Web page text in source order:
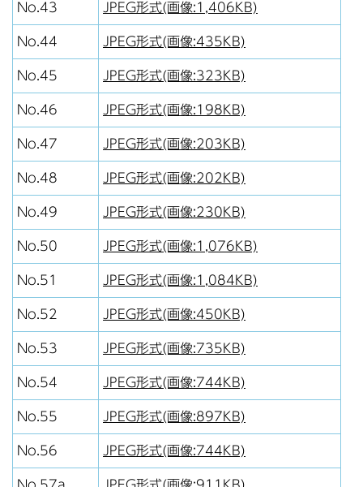
No.43 JPEG形式(画像:1,406KB)
No.44 JPEG形式(画像:435KB)
No.45 JPEG形式(画像:323KB)
No.46 JPEG形式(画像:198KB)
No.47 JPEG形式(画像:203KB)
No.48 JPEG形式(画像:202KB)
No.49 JPEG形式(画像:230KB)
No.50 JPEG形式(画像:1,076KB)
No.51 JPEG形式(画像:1,084KB)
No.52 JPEG形式(画像:450KB)
No.53 JPEG形式(画像:735KB)
No.54 JPEG形式(画像:744KB)
No.55 JPEG形式(画像:897KB)
No.56 JPEG形式(画像:744KB)